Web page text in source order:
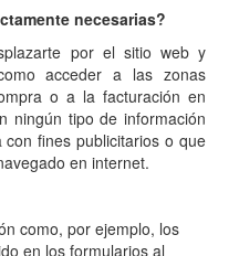
necesarias?
por el sitio web y
acceder a las zonas
o a la facturación en
ningún tipo de información
fines publicitarios o que
en internet.
como, por ejemplo, los
en los formularios al